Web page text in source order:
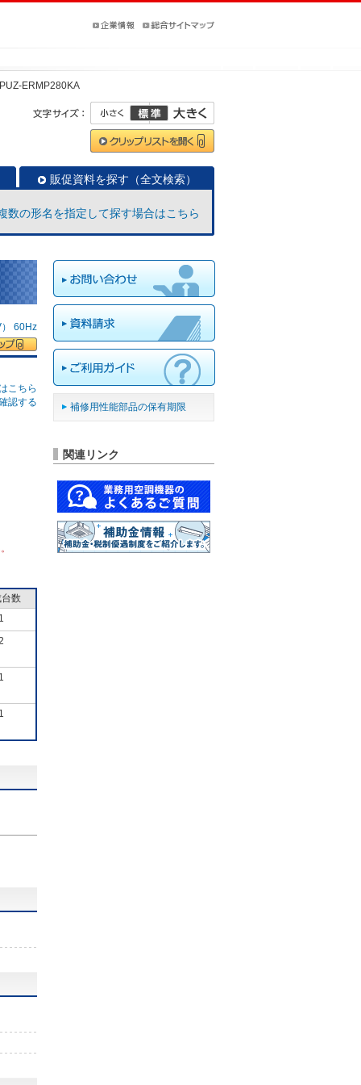
PUZ-ERMP280KA
販促資料を探す（全文検索）
数の形名を指定して探す場合はこちら
60Hz
こちら
認する
数
補修用性能部品の保有期限
関連リンク